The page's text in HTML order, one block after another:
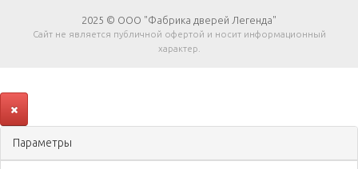
2025 © ООО "Фабрика дверей Легенда"
Сайт не является публичной офертой и носит информационный
характер.
Параметры